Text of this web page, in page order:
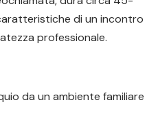
di un incontro
professionale.
da un ambiente familiare